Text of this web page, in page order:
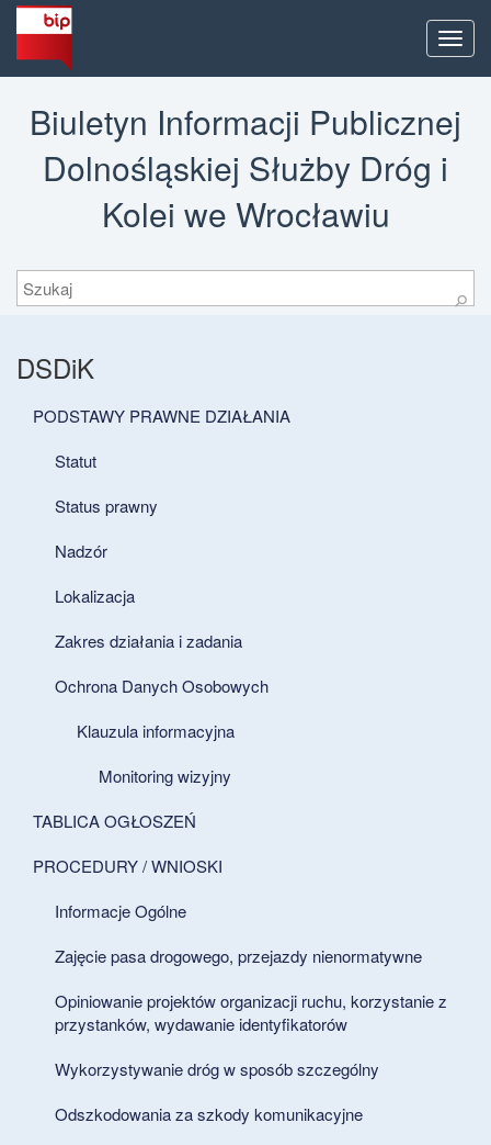
Menu
Biuletyn Informacji Publicznej
Dolnośląskiej Służby Dróg i
Kolei we Wrocławiu
Szukaj
⚲
DSDiK
PODSTAWY PRAWNE DZIAŁANIA
Statut
Status prawny
Nadzór
Lokalizacja
Zakres działania i zadania
Ochrona Danych Osobowych
Klauzula informacyjna
Monitoring wizyjny
TABLICA OGŁOSZEŃ
PROCEDURY / WNIOSKI
Informacje Ogólne
Zajęcie pasa drogowego, przejazdy nienormatywne
Opiniowanie projektów organizacji ruchu, korzystanie z
przystanków, wydawanie identyfikatorów
Wykorzystywanie dróg w sposób szczególny
Odszkodowania za szkody komunikacyjne